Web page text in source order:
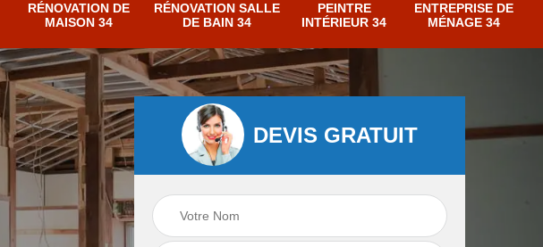
RÉNOVATION DE
MAISON 34
RÉNOVATION SALLE
DE BAIN 34
PEINTRE
INTÉRIEUR 34
ENTREPRISE DE
MÉNAGE 34
Rénovation salle de
bain 34
Entreprise de
ménage 34
DEVIS GRATUIT